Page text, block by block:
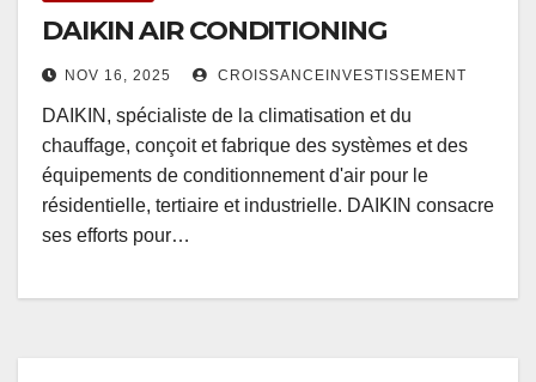
DAIKIN AIR CONDITIONING
NOV 16, 2025 CROISSANCEINVESTISSEMENT
DAIKIN, spécialiste de la climatisation et du
chauffage, conçoit et fabrique des systèmes et des
équipements de conditionnement d'air pour le
résidentielle, tertiaire et industrielle. DAIKIN consacre
ses efforts pour…